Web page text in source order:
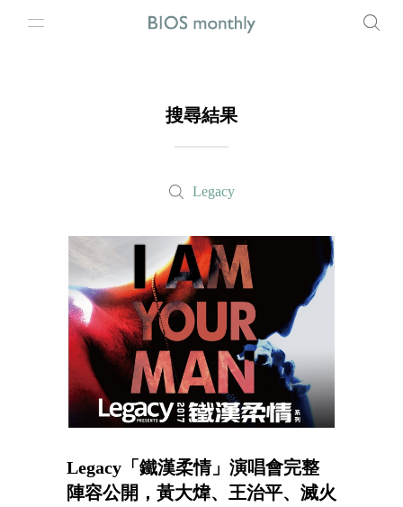
搜尋結果
Legacy
Legacy「鐵漢柔情」演唱會完整
陣容公開，黃大煒、王治平、滅火